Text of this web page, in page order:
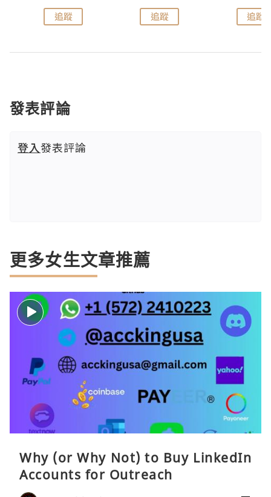
追蹤 追蹤 追蹤
發表評論
登入發表評論
更多女生文章推薦
Why (or Why Not) to Buy LinkedIn
Accounts for Outreach